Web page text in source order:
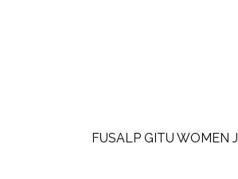
FUSALP GITU WOMEN